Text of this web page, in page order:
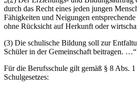
durch das Recht eines jeden jungen
Fähigkeiten und Neigungen
ohne Rücksicht auf Herkunft oder
(3) Die schulische Bildung soll zur
Schüler in der Gemeinschaft beitragen. …“
Für die Berufsschule gilt gemäß § 8 Abs. 1
Schulgesetzes: